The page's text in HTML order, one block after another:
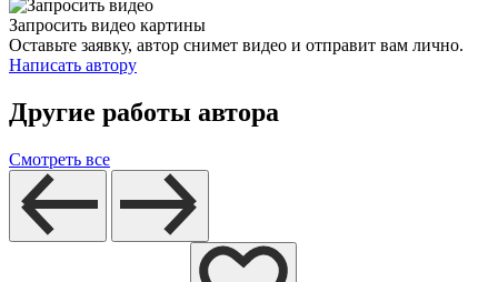
Запросить видео картины
Оставьте заявку, автор снимет видео и отправит вам лично.
Написать автору
Другие работы автора
Смотреть все